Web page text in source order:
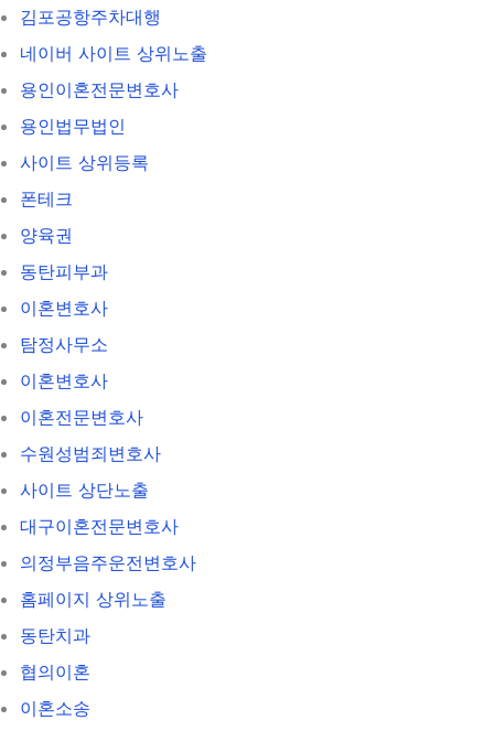
김포공항주차대행
네이버 사이트 상위노출
용인이혼전문변호사
용인법무법인
사이트 상위등록
폰테크
양육권
동탄피부과
이혼변호사
탐정사무소
이혼변호사
이혼전문변호사
수원성범죄변호사
사이트 상단노출
대구이혼전문변호사
의정부음주운전변호사
홈페이지 상위노출
동탄치과
협의이혼
이혼소송